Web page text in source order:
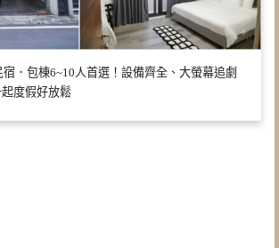
．包棟6~10人首選！設備齊全、大螢幕追劇
度假好放鬆